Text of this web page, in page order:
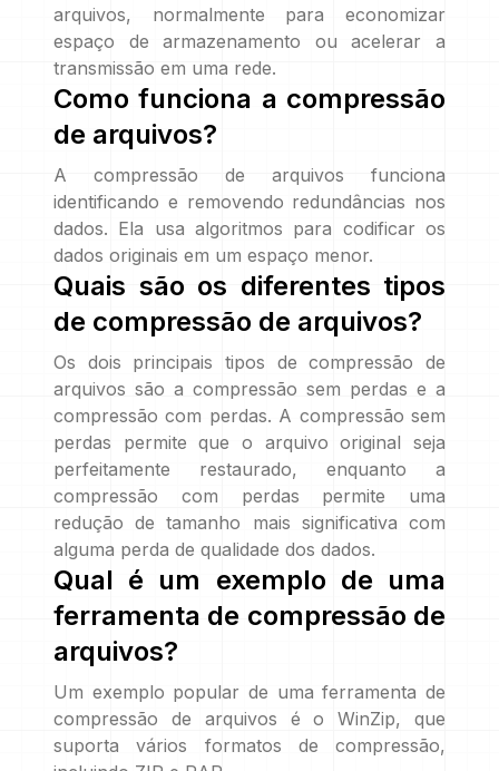
arquivos, normalmente para economizar
espaço de armazenamento ou acelerar a
transmissão em uma rede.
Como funciona a compressão
de arquivos?
A compressão de arquivos funciona
identificando e removendo redundâncias nos
dados. Ela usa algoritmos para codificar os
dados originais em um espaço menor.
Quais são os diferentes tipos
de compressão de arquivos?
Os dois principais tipos de compressão de
arquivos são a compressão sem perdas e a
compressão com perdas. A compressão sem
perdas permite que o arquivo original seja
perfeitamente restaurado, enquanto a
compressão com perdas permite uma
redução de tamanho mais significativa com
alguma perda de qualidade dos dados.
Qual é um exemplo de uma
ferramenta de compressão de
arquivos?
Um exemplo popular de uma ferramenta de
compressão de arquivos é o WinZip, que
suporta vários formatos de compressão,